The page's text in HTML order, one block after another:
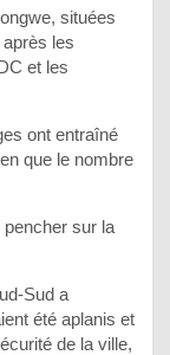
situées
les
et les
ont entraîné
que le nombre
sur la
Sud a
été aplanis et
de la ville,